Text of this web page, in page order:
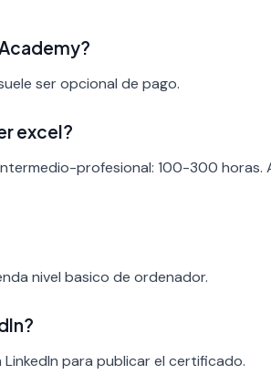
ser opcional de pago.
excel?
profesional: 100-300 horas.
nivel basico de ordenador.
para publicar el certificado.